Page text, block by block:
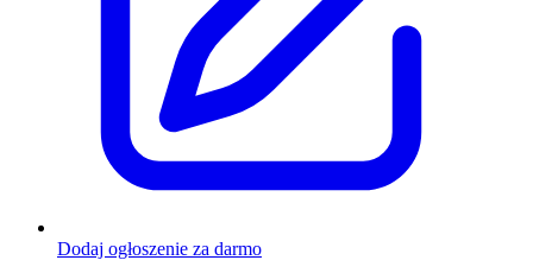
Dodaj ogłoszenie za darmo